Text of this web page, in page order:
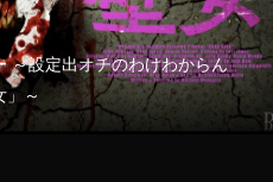
～設定出オチのわけわからん
」～